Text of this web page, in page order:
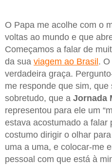
O Papa me acolhe com o
voltas ao mundo e que
Começamos a falar de
da sua viagem ao Brasil .
verdadeira graça.
me responde que sim, que
sobretudo, que a Jornada
representou para ele um
estava acostumado a falar
costumo dirigir o olhar
uma a uma, e colocar-me
pessoal com que está à